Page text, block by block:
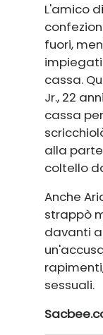
L'amico
fuori,
cassa.
Jr., 22
cassa
alla
coltello
Anche
strappò
davanti
sessuali.